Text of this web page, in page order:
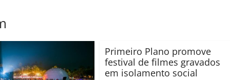
Primeiro Plano promove
festival de filmes gravados
em isolamento social